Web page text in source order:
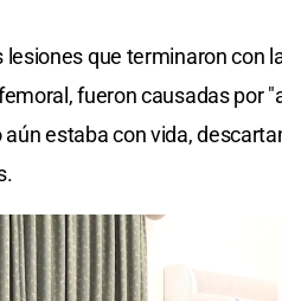
que terminaron con
fueron causadas por
estaba con vida,